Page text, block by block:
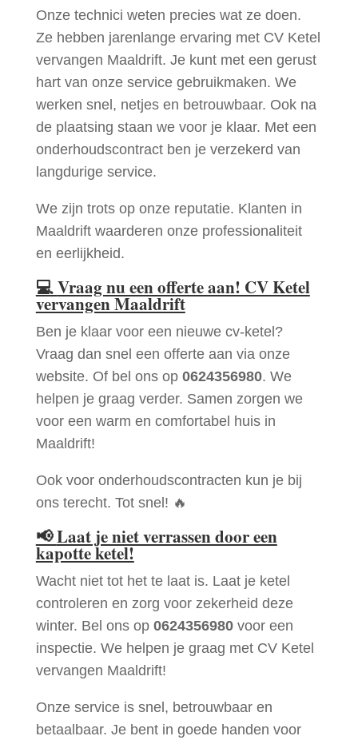
Onze technici weten precies wat ze doen.
Ze hebben jarenlange ervaring met CV Ketel
vervangen Maaldrift. Je kunt met een gerust
hart van onze service gebruikmaken. We
werken snel, netjes en betrouwbaar. Ook na
de plaatsing staan we voor je klaar. Met een
onderhoudscontract ben je verzekerd van
langdurige service.
We zijn trots op onze reputatie. Klanten in
Maaldrift waarderen onze professionaliteit
en eerlijkheid.
💻Vraag nu een offerte aan! CV Ketel
vervangen Maaldrift
Ben je klaar voor een nieuwe cv-ketel?
Vraag dan snel een offerte aan via onze
website. Of bel ons op 0624356980. We
helpen je graag verder. Samen zorgen we
voor een warm en comfortabel huis in
Maaldrift!
Ook voor onderhoudscontracten kun je bij
ons terecht. Tot snel! 🔥
📢Laat je niet verrassen door een
kapotte ketel!
Wacht niet tot het te laat is. Laat je ketel
controleren en zorg voor zekerheid deze
winter. Bel ons op 0624356980voor een
inspectie. We helpen je graag met CV Ketel
vervangen Maaldrift!
Onze service is snel, betrouwbaar en
betaalbaar. Je bent in goede handen voor